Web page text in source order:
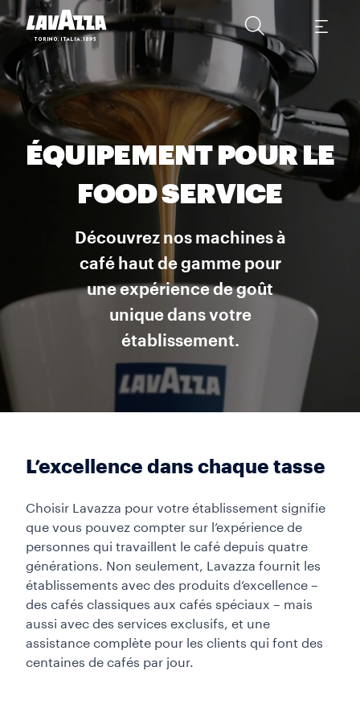
ÉQUIPEMENT POUR LE
FOOD SERVICE
Découvrez nos machines à
café haut de gamme pour
une expérience de goût
unique dans votre
établissement.
L’excellence dans chaque tasse
Choisir Lavazza pour votre établissement signifie
que vous pouvez compter sur l’expérience de
personnes qui travaillent le café depuis quatre
générations. Non seulement, Lavazza fournit les
établissements avec des produits d’excellence –
des cafés classiques aux cafés spéciaux – mais
aussi avec des services exclusifs, et une
assistance complète pour les clients qui font des
centaines de cafés par jour.